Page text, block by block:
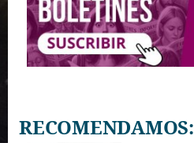
RECOMENDAMOS: